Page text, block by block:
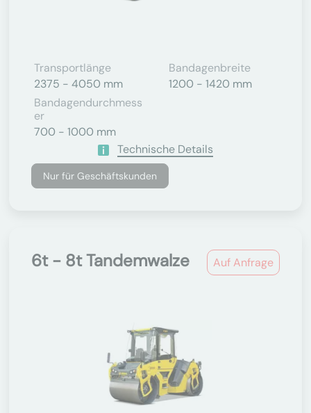
Transportlänge
2375 - 4050 mm
Bandagenbreite
1200 - 1420 mm
Bandagendurchmess
Er
700 - 1000 mm
Technische Details
Nur für Geschäftskunden
Auf Anfrage
6t - 8t Tandemwalze